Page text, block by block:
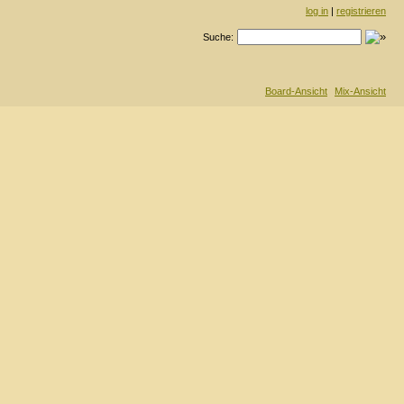
log in | registrieren
Suche:
Board-Ansicht Mix-Ansicht